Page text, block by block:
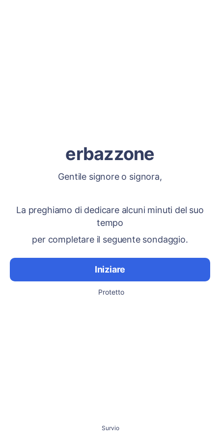
erbazzone
Gentile signore o signora,
La preghiamo di dedicare alcuni minuti del suo
tempo
per completare il seguente sondaggio.
Iniziare
Protetto
Survio